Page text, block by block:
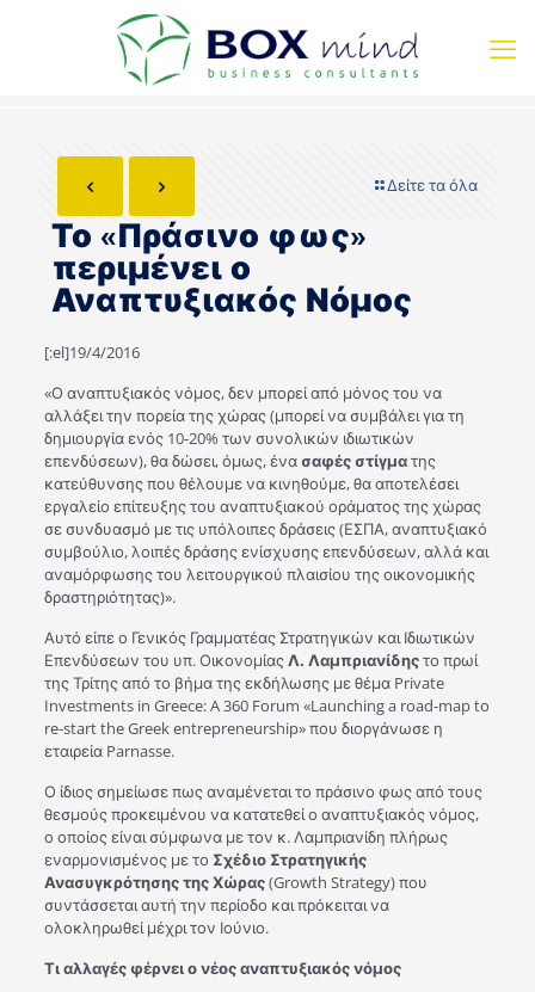
Δείτε τα όλα
Το «Πράσινο φως»
περιμένει ο
Αναπτυξιακός Νόμος
[:el]19/4/2016
«Ο αναπτυξιακός νόμος, δεν μπορεί από μόνος του να
αλλάξει την πορεία της χώρας (μπορεί να συμβάλει για τη
δημιουργία ενός 10-20% των συνολικών ιδιωτικών
επενδύσεων), θα δώσει, όμως, ένασαφές στίγματης
κατεύθυνσης που θέλουμε να κινηθούμε, θα αποτελέσει
εργαλείο επίτευξης του αναπτυξιακού οράματος της χώρας
σε συνδυασμό με τις υπόλοιπες δράσεις (ΕΣΠΑ, αναπτυξιακό
συμβούλιο, λοιπές δράσης ενίσχυσης επενδύσεων, αλλά και
αναμόρφωσης του λειτουργικού πλαισίου της οικονομικής
δραστηριότητας)».
Αυτό είπε ο Γενικός Γραμματέας Στρατηγικών και Ιδιωτικών
Επενδύσεων του υπ. ΟικονομίαςΛ. Λαμπριανίδηςτο πρωί
της Τρίτης από το βήμα της εκδήλωσης με θέμα Private
Investments in Greece: A 360 Forum «Launching a road-map to
re-start the Greek entrepreneurship» που διοργάνωσε η
εταιρεία Parnasse.
Ο ίδιος σημείωσε πως αναμένεται το πράσινο φως από τους
θεσμούς προκειμένου να κατατεθεί ο αναπτυξιακός νόμος,
ο οποίος είναι σύμφωνα με τον κ. Λαμπριανίδη πλήρως
εναρμονισμένος με το Σχέδιο Στρατηγικής
Ανασυγκρότησης της Χώρας(Growth Strategy) που
συντάσσεται αυτή την περίοδο και πρόκειται να
ολοκληρωθεί μέχρι τον Ιούνιο.
Τι αλλαγές φέρνει ο νέος αναπτυξιακός νόμος